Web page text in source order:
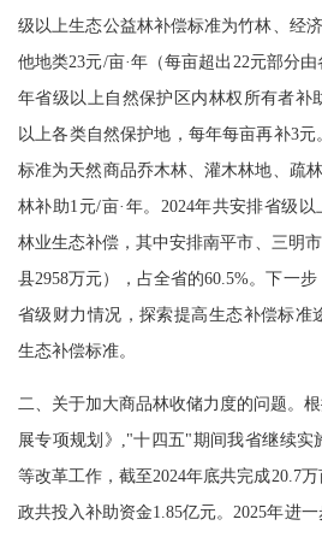
级以上生态公益林补偿标准为竹林、经
他地类23元/亩·年（每亩超出22元部分
年省级以上自然保护区内林权所有者补
以上各类自然保护地，每年每亩再补3
标准为天然商品乔木林、灌木林地、疏
林补助1元/亩·年。2024年共安排省级
林业生态补偿，其中安排南平市、三明
县2958万元），占全省的60.5%。下一
省级财力情况，探索提高生态补偿标准
生态补偿标准。
二、关于加大商品林收储力度的问题。
展专项规划》,"十四五"期间我省继续实
等改革工作，截至2024年底共完成20.7
政共投入补助资金1.85亿元。2025年进